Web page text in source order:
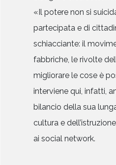
«Il potere non si
partecipata e di
schiacciante: il
fabbriche, le rivolte
migliorare le cose è
interviene qui, infatti,
bilancio della sua
cultura e
ai social network.